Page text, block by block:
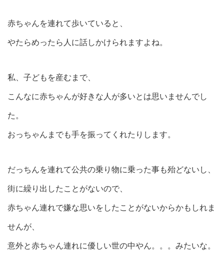
赤ちゃんを連れて歩いていると、
やたらめったら人に話しかけられますよね。
私、子どもを産むまで、
こんなに赤ちゃんが好きな人が多いとは思いませんでし
た。
おっちゃんまでも手を振ってくれたりします。
だっちんを連れて公共の乗り物に乗った事も殆どないし、
街に繰り出したことがないので、
赤ちゃん連れで嫌な思いをしたことがないからかもしれま
せんが、
意外と赤ちゃん連れに優しい世の中やん。。。みたいな。